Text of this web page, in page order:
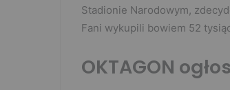
Stadionie Narodowym,
Fani wykupili bowiem 52
OKTAGON